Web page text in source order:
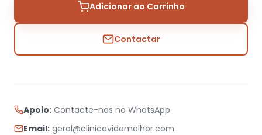
Adicionar ao Carrinho
Contactar
Apoio: Contacte-nos no WhatsApp
Email: geral@clinicavidamelhor.com